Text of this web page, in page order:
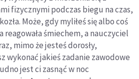
fizycznymi podczas biegu na czas,
Może, gdy myliłeś się albo coś
reagowała śmiechem, a nauczyciel
mimo że jesteś dorosły,
wykonać jakieś zadanie zawodowe
jest ci zasnąć w noc